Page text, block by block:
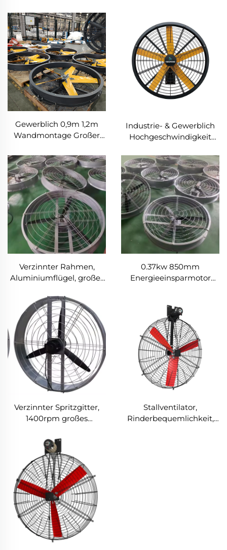
Lagerhausventilatoren
Für Fertigungsbetriebe
Restaurants Hotels 220V
Spannung
Restaurants Farmen
Hotels 220V Motor
Gewerblich 0,9m 1,2m
Wandmontage Großer
Fertigungsbetriebe
Restaurants Farmen
Hotels
Industrie- & Gewerblich
Hochgeschwindigkeit
Großer Ventilator
Verzinnter Rahmen,
Aluminiumflügel, großer
Geschwindigkeit, 950mm
runder Kuhstallventilator
0.37kw 850mm
Energieeinsparmotor
Luftdurchsatz, wandle
oder hängender runder
Lüftungsventilator
Verzinnter Spritzgitter,
1400rpm großes
hängender Ventilator für
Kuhställe
Stallventilator,
Rinderbequemlichkeit,